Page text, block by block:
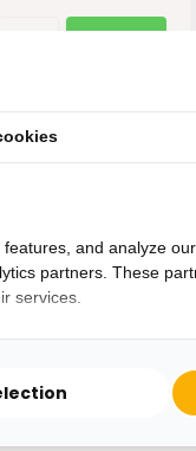
Bereikbaar van ma -
and analyze
partners. These
services.